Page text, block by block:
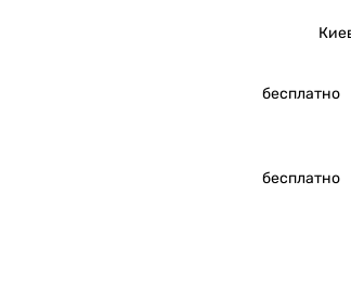
бесплатно
бесплатно